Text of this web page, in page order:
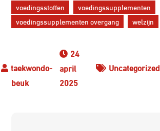
voedingsstoffen
voedingssupplementen
voedingssupplementen overgang
welzijn
24
april
2025
Uncategorized